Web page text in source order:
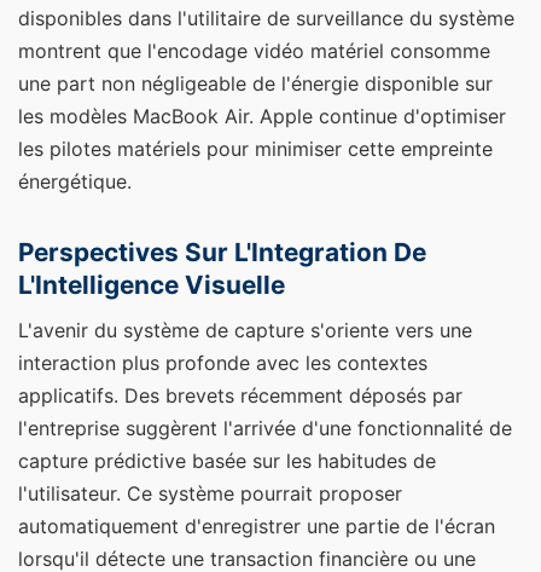
disponibles dans l'utilitaire de surveillance du système
montrent que l'encodage vidéo matériel consomme
une part non négligeable de l'énergie disponible sur
les modèles MacBook Air. Apple continue d'optimiser
les pilotes matériels pour minimiser cette empreinte
énergétique.
Perspectives Sur L'Integration De
L'Intelligence Visuelle
L'avenir du système de capture s'oriente vers une
interaction plus profonde avec les contextes
applicatifs. Des brevets récemment déposés par
l'entreprise suggèrent l'arrivée d'une fonctionnalité de
capture prédictive basée sur les habitudes de
l'utilisateur. Ce système pourrait proposer
automatiquement d'enregistrer une partie de l'écran
lorsqu'il détecte une transaction financière ou une